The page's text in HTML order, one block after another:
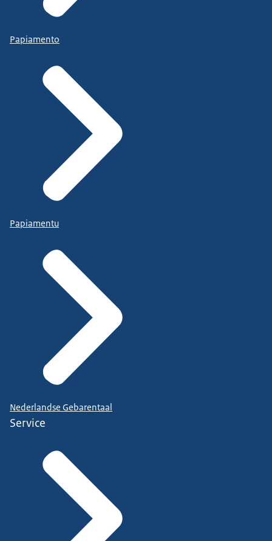
Papiamento
Papiamentu
Nederlandse Gebarentaal
Service